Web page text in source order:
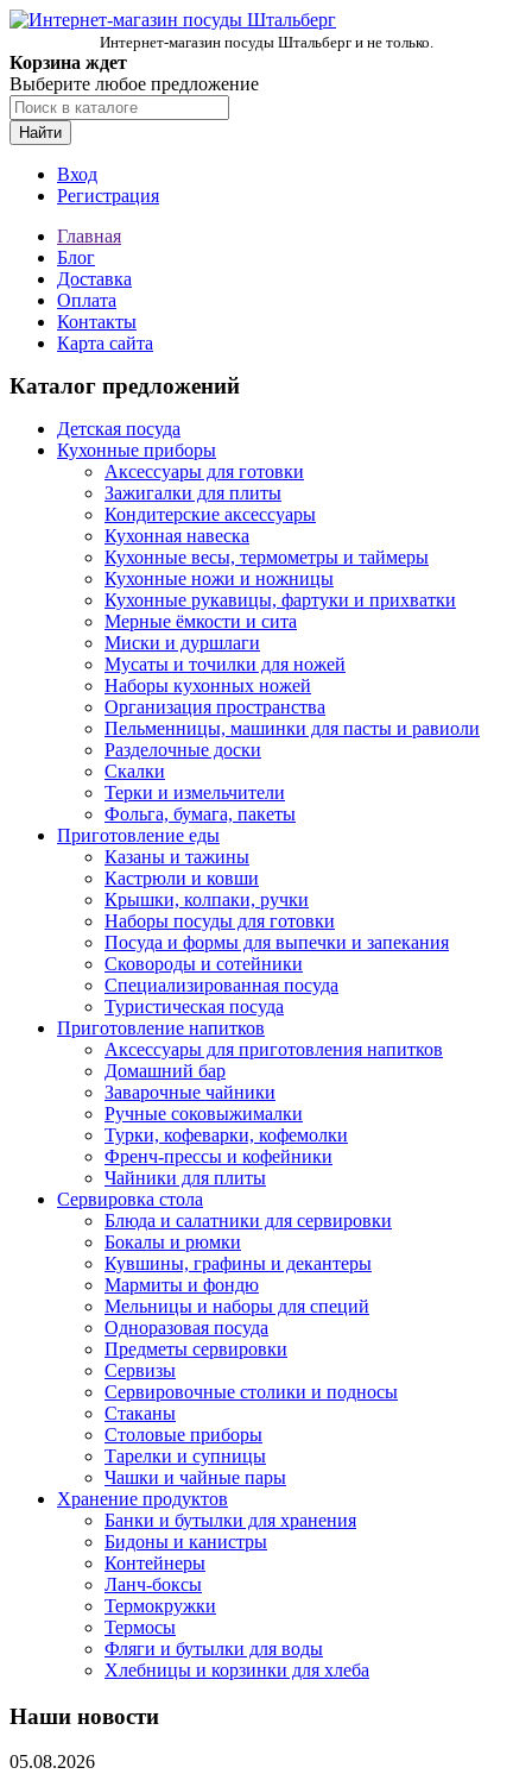
Интернет-магазин посуды Штальберг и не только.
Корзина ждет
Выберите любое предложение
Найти
Вход
Регистрация
Главная
Блог
Доставка
Оплата
Контакты
Карта сайта
Каталог предложений
Детская посуда
Кухонные приборы
Аксессуары для готовки
Зажигалки для плиты
Кондитерские аксессуары
Кухонная навеска
Кухонные весы, термометры и таймеры
Кухонные ножи и ножницы
Кухонные рукавицы, фартуки и прихватки
Мерные ёмкости и сита
Миски и дуршлаги
Мусаты и точилки для ножей
Наборы кухонных ножей
Организация пространства
Пельменницы, машинки для пасты и равиоли
Разделочные доски
Скалки
Терки и измельчители
Фольга, бумага, пакеты
Приготовление еды
Казаны и тажины
Кастрюли и ковши
Крышки, колпаки, ручки
Наборы посуды для готовки
Посуда и формы для выпечки и запекания
Сковороды и сотейники
Специализированная посуда
Туристическая посуда
Приготовление напитков
Аксессуары для приготовления напитков
Домашний бар
Заварочные чайники
Ручные соковыжималки
Турки, кофеварки, кофемолки
Френч-прессы и кофейники
Чайники для плиты
Сервировка стола
Блюда и салатники для сервировки
Бокалы и рюмки
Кувшины, графины и декантеры
Мармиты и фондю
Мельницы и наборы для специй
Одноразовая посуда
Предметы сервировки
Сервизы
Сервировочные столики и подносы
Стаканы
Столовые приборы
Тарелки и супницы
Чашки и чайные пары
Хранение продуктов
Банки и бутылки для хранения
Бидоны и канистры
Контейнеры
Ланч-боксы
Термокружки
Термосы
Фляги и бутылки для воды
Хлебницы и корзинки для хлеба
Наши новости
05.08.2026